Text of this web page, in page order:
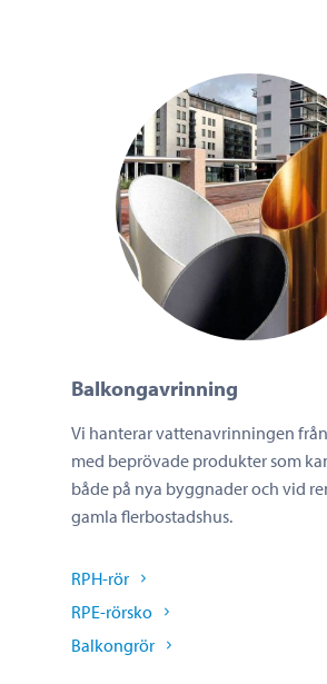
Balkongavrinning
Vi hanterar vattenavrinningen
med beprövade produkter som
både på nya byggnader och vid
gamla flerbostadshus.
RPH-rör
RPE-rörsko
Balkongrör